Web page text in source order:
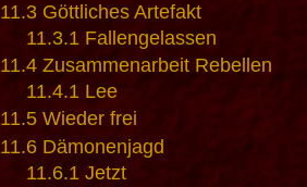
11.3 Göttliches Artefakt
11.3.1 Fallengelassen
11.4 Zusammenarbeit Rebellen
11.4.1 Lee
11.5 Wieder frei
11.6 Dämonenjagd
11.6.1 Jetzt